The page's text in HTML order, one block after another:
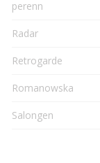
perenn
Radar
Retrogarde
Romanowska
Salongen